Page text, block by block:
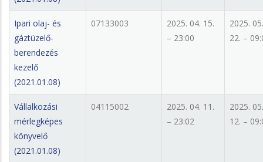
Ipari olaj- és
gáztüzelő-
berendezés
kezelő
(2021.01.08)
07133003
2025. 04. 15.
– 23:00
2025. 05.
22. –
Vállalkozási
mérlegképes
könyvelő
(2021.01.08)
04115002
2025. 04. 11.
– 23:02
2025. 05.
12. –